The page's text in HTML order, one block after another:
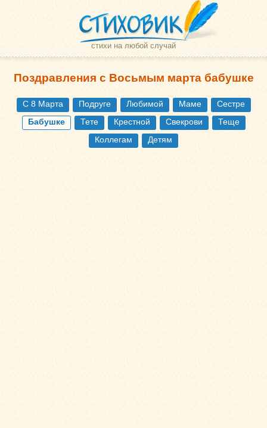
стихи на любой случай
Поздравления с Восьмым марта бабушке
С 8 Марта Подруге Любимой Маме
Сестре
Бабушке
Тете Крестной Свекрови
Теще
Коллегам
Детям